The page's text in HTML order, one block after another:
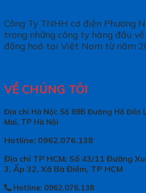
Công Ty TNHH cơ điện Phương
trong những công ty hàng đầu
động hoá tại Việt Nam từ năm
VỀ CHÚNG TÔI
Địa chỉ Hà Nội: Số 89B Đường Hồ Đền
Mai, TP Hà Nội
Hotline: 0962.076.138
Địa chỉ TP HCM: Số 43/11 Đường
3, Ấp 32, Xã Bà Điểm, TP HCM
Hotline: 0962.076.138